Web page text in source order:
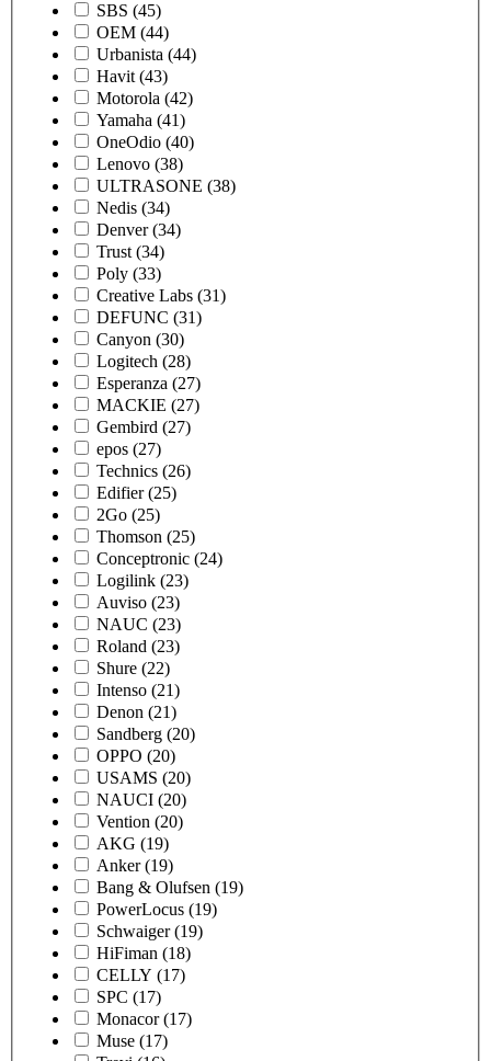
SBS (45)
OEM (44)
Urbanista (44)
Havit (43)
Motorola (42)
Yamaha (41)
OneOdio (40)
Lenovo (38)
ULTRASONE (38)
Nedis (34)
Denver (34)
Trust (34)
Poly (33)
Creative Labs (31)
DEFUNC (31)
Canyon (30)
Logitech (28)
Esperanza (27)
MACKIE (27)
Gembird (27)
epos (27)
Technics (26)
Edifier (25)
2Go (25)
Thomson (25)
Conceptronic (24)
Logilink (23)
Auviso (23)
NAUC (23)
Roland (23)
Shure (22)
Intenso (21)
Denon (21)
Sandberg (20)
OPPO (20)
USAMS (20)
NAUCI (20)
Vention (20)
AKG (19)
Anker (19)
Bang & Olufsen (19)
PowerLocus (19)
Schwaiger (19)
HiFiman (18)
CELLY (17)
SPC (17)
Monacor (17)
Muse (17)